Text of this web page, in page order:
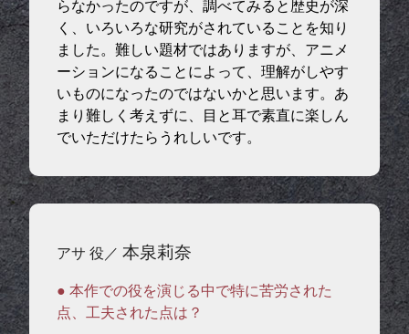
らなかったのですが、調べてみると歴史が深
く、いろいろな研究がされていることを知り
ました。難しい題材ではありますが、アニメ
ーションになることによって、理解がしやす
いものになったのではないかと思います。あ
まり難しく考えずに、目と耳で素直に楽しん
でいただけたらうれしいです。
アサ 役／本泉莉奈
● 本作での役を演じる中で特に苦労された
点、工夫された点は？